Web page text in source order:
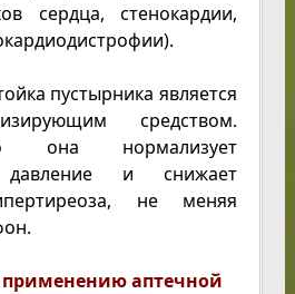
сердца, стенокардии,
пустырника является
средством.
она нормализует
давление и снижает
не меняя
применению аптечной